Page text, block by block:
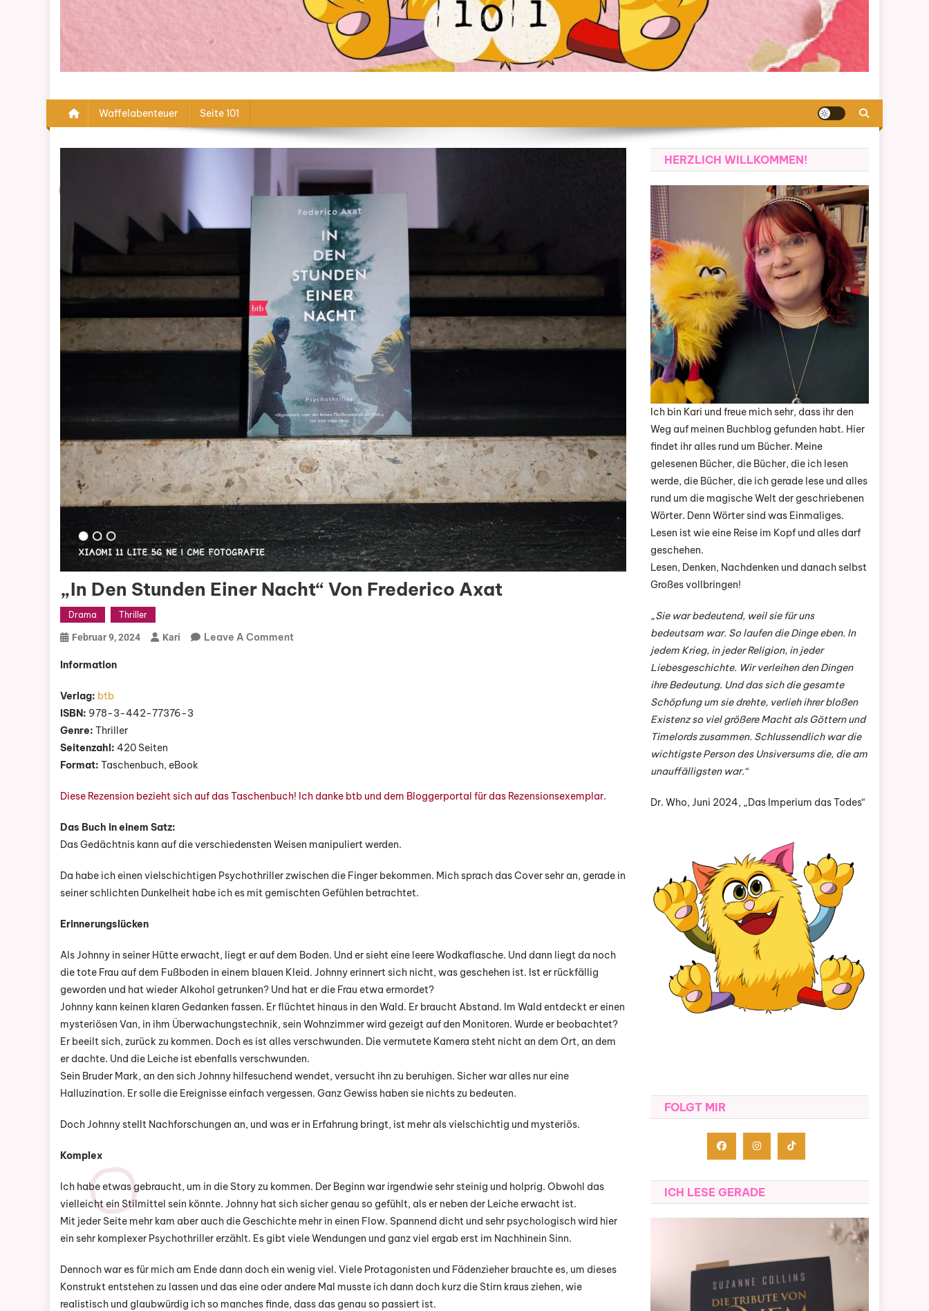
Waffelabenteuer Seite 101
„In Den Stunden Einer Nacht“ Von Frederico Axat
Drama Thriller
Februar 9, 2024 Kari Leave A CommentOn
Information
Verlag: btb
ISBN: 978-3-442-77376-3
Genre: Thriller
Seitenzahl: 420 Seiten
Format: Taschenbuch, eBook
Diese Rezension bezieht sich auf das Taschenbuch! Ich danke btb und dem Bloggerportal für das Rezensionsexemplar.
Das Buch in einem Satz:
Das Gedächtnis kann auf die verschiedensten Weisen manipuliert werden.
Da habe ich einen vielschichtigen Psychothriller zwischen die Finger bekommen. Mich sprach das Cover sehr an, gerade in
seiner schlichten Dunkelheit habe ich es mit gemischten Gefühlen betrachtet.
Erinnerungslücken
Als Johnny in seiner Hütte erwacht, liegt er auf dem Boden. Und er sieht eine leere Wodkaflasche. Und dann liegt da noch
die tote Frau auf dem Fußboden in einem blauen Kleid. Johnny erinnert sich nicht, was geschehen ist. Ist er rückfällig
geworden und hat wieder Alkohol getrunken? Und hat er die Frau etwa ermordet?
Johnny kann keinen klaren Gedanken fassen. Er flüchtet hinaus in den Wald. Er braucht Abstand. Im Wald entdeckt er einen
mysteriösen Van, in ihm Überwachungstechnik, sein Wohnzimmer wird gezeigt auf den Monitoren. Wurde er beobachtet?
Er beeilt sich, zurück zu kommen. Doch es ist alles verschwunden. Die vermutete Kamera steht nicht an dem Ort, an dem
er dachte. Und die Leiche ist ebenfalls verschwunden.
Sein Bruder Mark, an den sich Johnny hilfesuchend wendet, versucht ihn zu beruhigen. Sicher war alles nur eine
Halluzination. Er solle die Ereignisse einfach vergessen. Ganz Gewiss haben sie nichts zu bedeuten.
Doch Johnny stellt Nachforschungen an, und was er in Erfahrung bringt, ist mehr als vielschichtig und mysteriös.
Komplex
Ich habe etwas gebraucht, um in die Story zu kommen. Der Beginn war irgendwie sehr steinig und holprig. Obwohl das
vielleicht ein Stilmittel sein könnte. Johnny hat sich sicher genau so gefühlt, als er neben der Leiche erwacht ist.
Mit jeder Seite mehr kam aber auch die Geschichte mehr in einen Flow. Spannend dicht und sehr psychologisch wird hier
ein sehr komplexer Psychothriller erzählt. Es gibt viele Wendungen und ganz viel ergab erst im Nachhinein Sinn.
Dennoch war es für mich am Ende dann doch ein wenig viel. Viele Protagonisten und Fädenzieher brauchte es, um dieses
Konstrukt entstehen zu lassen und das eine oder andere Mal musste ich dann doch kurz die Stirn kraus ziehen, wie
realistisch und glaubwürdig ich so manches finde, dass das genau so passiert ist.
HERZLICH WILLKOMMEN!
Ich bin Kari und freue mich sehr, dass ihr den
Weg auf meinen Buchblog gefunden habt. Hier
findet ihr alles rund um Bücher. Meine
gelesenen Bücher, die Bücher, die ich lesen
werde, die Bücher, die ich gerade lese und alles
rund um die magische Welt der geschriebenen
Wörter. Denn Wörter sind was Einmaliges.
Lesen ist wie eine Reise im Kopf und alles darf
geschehen.
Lesen, Denken, Nachdenken und danach selbst
Großes vollbringen!
„Sie war bedeutend, weil sie für uns
bedeutsam war. So laufen die Dinge eben. In
jedem Krieg, in jeder Religion, in jeder
Liebesgeschichte. Wir verleihen den Dingen
ihre Bedeutung. Und das sich die gesamte
Schöpfung um sie drehte, verlieh ihrer bloßen
Existenz so viel größere Macht als Göttern und
Timelords zusammen. Schlussendlich war die
wichtigste Person des Unsiversums die, die am
unauffälligsten war.“
Dr. Who, Juni 2024, „Das Imperium das Todes“
FOLGT MIR
ICH LESE GERADE